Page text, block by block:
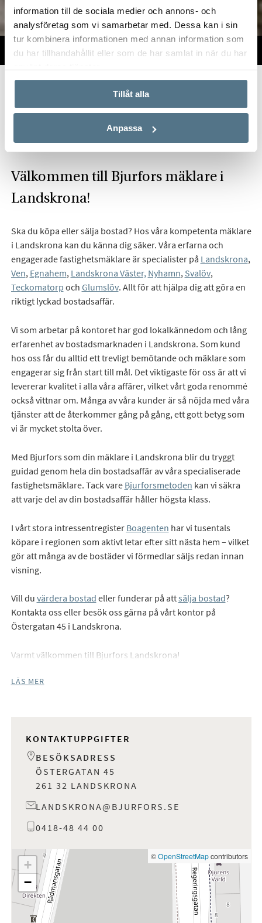
information till de sociala medier och annons- och
analysföretag som vi samarbetar med. Dessa kan i sin
tur kombinera informationen med annan information som
du har tillhandahållit eller som de har samlat in när du har
Tillåt alla
Anpassa
TILL SALU VI PÅ KONTORET VÄRDERA
Hitta mäklare i Landskrona
Välkommen till Bjurfors mäklare i
Landskrona!
Ska du köpa eller sälja bostad? Hos våra kompetenta mäklare
i Landskrona kan du känna dig säker. Våra erfarna och
engagerade fastighetsmäklare är specialister på Landskrona,
Ven, Egnahem, Landskrona Väster, Nyhamn, Svalöv,
Teckomatorp och Glumslöv. Allt för att hjälpa dig att göra en
riktigt lyckad bostadsaffär.
Vi som arbetar på kontoret har god lokalkännedom och lång
erfarenhet av bostadsmarknaden i Landskrona. Som kund
hos oss får du alltid ett trevligt bemötande och mäklare som
engagerar sig från start till mål. Det viktigaste för oss är att vi
levererar kvalitet i alla våra affärer, vilket vårt goda renommé
också vittnar om. Många av våra kunder är så nöjda med våra
tjänster att de återkommer gång på gång, ett gott betyg som
vi är mycket stolta över.
Med Bjurfors som din mäklare i Landskrona blir du tryggt
guidad genom hela din bostadsaffär av våra specialiserade
fastighetsmäklare. Tack vare Bjurforsmetoden kan vi säkra
att varje del av din bostadsaffär håller högsta klass.
I vårt stora intressentregister Boagenten har vi tusentals
köpare i regionen som aktivt letar efter sitt nästa hem – vilket
gör att många av de bostäder vi förmedlar säljs redan innan
visning.
Vill du värdera bostad eller funderar på attsälja bostad?
Kontakta oss eller besök oss gärna på vårt kontor på
Östergatan 45 i Landskrona.
Varmt välkommen till Bjurfors Landskrona!
LÄS MER
KONTAKTUPPGIFTER
BESÖKSADRESS
ÖSTERGATAN 45
261 32 LANDSKRONA
LANDSKRONA@BJURFORS.SE
0418-48 44 00
+
−
©OpenStreetMapcontributors